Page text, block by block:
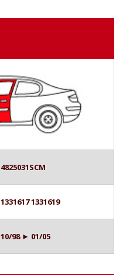
4825031SCM
1331617 1331619
10/98 ► 01/05